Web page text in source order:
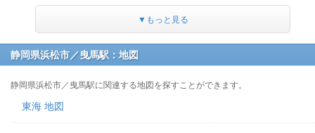
▼もっと見る
静岡県浜松市／曳馬駅：地図
静岡県浜松市／曳馬駅に関連する地図を探すことができます。
東海 地図